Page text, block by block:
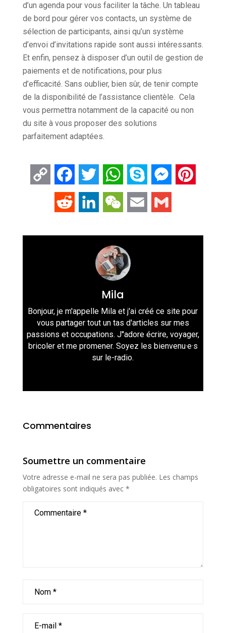
d’un agenda pour vous faciliter la tâche. Un tableau
de bord pour gérer vos contacts, un système de
sélection de participants, ainsi qu’un système
d’envoi d’invitations rapide sont aussi intéressants.
Et enfin, pensez à disposer d’un outil de gestion de
paiements et de notifications, pour plus
d’efficacité. Sans oublier, bien sûr, de tenir compte
de la disponibilité de l’assistance clientèle. Cela
vous permettra notamment de la capacité ou non
du site à vous proposer des solutions
parfaitement adaptées.
Copy
Link
FacebookTwitter WhatsApp
Skype Messenger
Reddit LinkedInWeChat Email
Mila
Bonjour, je m'appelle Mila et j'ai créé ce site pour
vous partager tout un tas d'articles sur mes
passions et occupations. J''adore écrire, voyager,
bricoler et me promener. Soyez les bienvenu·e·s
sur le-radio.
Commentaires
Soumettre un commentaire
Votre adresse e-mail ne sera pas publiée. Les champs
obligatoires sont indiqués avec *